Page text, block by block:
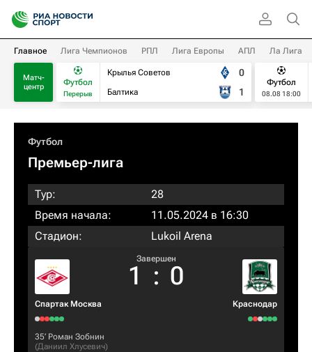
Главное Лига Чемпионов РПЛ Лига Европы АПЛ Ла Лига
Матч-
центр
Футбол
Перерыв
Крылья Советов
Балтика
0
1
Футбол
08.08 18:00
Футбол
Премьер-лига
Тур:
28
Время начала:
11.05.2024 в 16:30
Стадион:
Lukoil Arena
Спартак Москва
Завершен
1 : 0
Краснодар
35‎’‎ Роман Зобнин
(Даниил Хлусевич)